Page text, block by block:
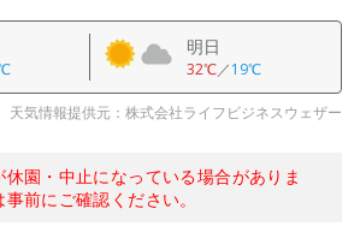
明日
32℃／19℃
天気情報提供元：株式会社ライフビジネスウェザー
園・中止になっている場合がありま
前にご確認ください。